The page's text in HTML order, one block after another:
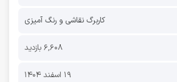
کاربرگ نقاشی و رنگ آمیزی
6,608 بازدید
19 اسفند 1404